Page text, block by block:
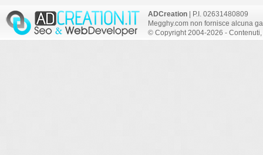
ADCreation | P.I. 02631480809
Megghy.com non fornisce alcuna
© Copyright 2004-2026 -